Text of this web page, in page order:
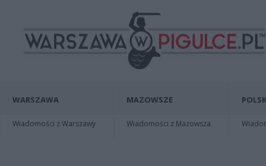
WARSZAWA
Wiadomości z Warszawy
MAZOWSZE
Wiadomości z Mazowsza